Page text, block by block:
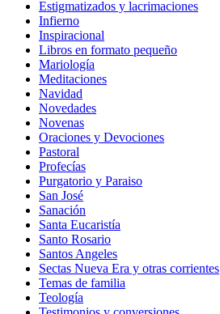
Estigmatizados y lacrimaciones
Infierno
Inspiracional
Libros en formato pequeño
Mariología
Meditaciones
Navidad
Novedades
Novenas
Oraciones y Devociones
Pastoral
Profecías
Purgatorio y Paraiso
San José
Sanación
Santa Eucaristía
Santo Rosario
Santos Angeles
Sectas Nueva Era y otras corrientes
Temas de familia
Teología